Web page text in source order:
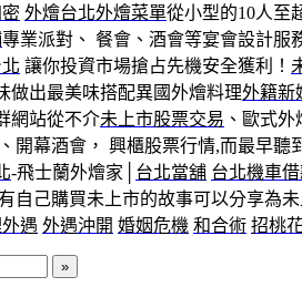
外燴台北外燴菜單從小型的10人至
專業派對、 餐會、酒會等宴會設計服
讓你投資市場搶占先機安全獲利！
做出最美味搭配異國外燴料理外籍新
網站從不介未上市股票交易 、歐式
開幕酒會， 興櫃股票行情,而最早聽
-飛士蘭外燴家│ 台北當舖 台北機車
自己購買未上市的故事可以分享為未
遇 外遇沖開 婚姻危機 和合術 招桃